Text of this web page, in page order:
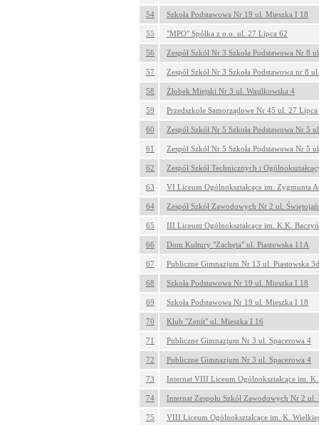
54 Szkoła Podstawowa Nr 19 ul. Mieszka I 18
55 "MPO" Spółka z o.o. ul. 27 Lipca 62
56 Zespół Szkół Nr 3 Szkoła Podstawowa Nr 8
57 Zespół Szkół Nr 3 Szkoła Podstawowa nr 8
58 Żłobek Miejski Nr 3 ul. Wasilkowska 4
59 Przedszkole Samorządowe Nr 45 ul. 27 Lipca
60 Zespół Szkół Nr 5 Szkoła Podstawowa Nr 5
61 Zespół Szkół Nr 5 Szkoła Podstawowa Nr 5
62 Zespół Szkół Technicznych i
63 VI Liceum Ogólnokształcące im. Zygmunta
64 Zespół Szkół Zawodowych Nr 2 ul.
65 III Liceum Ogólnokształcące im. K.K.
66 Dom Kultury "Zachęta" ul. Piastowska 11A
67 Publiczne Gimnazjum Nr 13 ul. Piastowska 3d
68 Szkoła Podstawowa Nr 19 ul. Mieszka I 18
69 Szkoła Podstawowa Nr 19 ul. Mieszka I 18
70 Klub "Zenit" ul. Mieszka I 16
71 Publiczne Gimnazjum Nr 3 ul. Spacerowa 4
72 Publiczne Gimnazjum Nr 3 ul. Spacerowa 4
73 Internat VIII Liceum Ogólnokształcące im.
74 Internat Zespołu Szkół Zawodowych Nr 2 ul.
75 VIII Liceum Ogólnokształcące im. K.